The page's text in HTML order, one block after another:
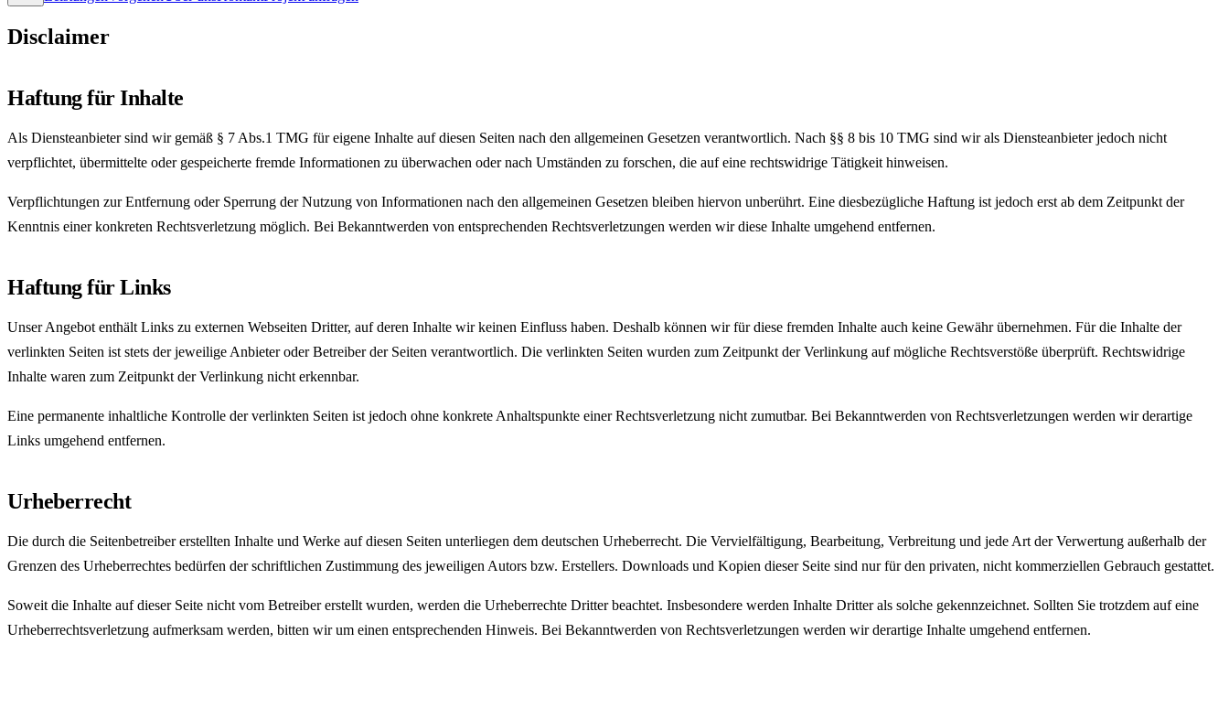
Disclaimer
Haftung für Inhalte
Als Diensteanbieter sind wir gemäß § 7 Abs.1 TMG für eigene Inhalte auf diesen Seiten nach den allgemeinen Gesetzen verantwortlich. Nach §§ 8 bis 10 TMG sind wir als Diensteanbieter jedoch nicht
verpflichtet, übermittelte oder gespeicherte fremde Informationen zu überwachen oder nach Umständen zu forschen, die auf eine rechtswidrige Tätigkeit hinweisen.
Verpflichtungen zur Entfernung oder Sperrung der Nutzung von Informationen nach den allgemeinen Gesetzen bleiben hiervon unberührt. Eine diesbezügliche Haftung ist jedoch erst ab dem Zeitpunkt der
Kenntnis einer konkreten Rechtsverletzung möglich. Bei Bekanntwerden von entsprechenden Rechtsverletzungen werden wir diese Inhalte umgehend entfernen.
Haftung für Links
Unser Angebot enthält Links zu externen Webseiten Dritter, auf deren Inhalte wir keinen Einfluss haben. Deshalb können wir für diese fremden Inhalte auch keine Gewähr übernehmen. Für die Inhalte der
verlinkten Seiten ist stets der jeweilige Anbieter oder Betreiber der Seiten verantwortlich. Die verlinkten Seiten wurden zum Zeitpunkt der Verlinkung auf mögliche Rechtsverstöße überprüft. Rechtswidrige
Inhalte waren zum Zeitpunkt der Verlinkung nicht erkennbar.
Eine permanente inhaltliche Kontrolle der verlinkten Seiten ist jedoch ohne konkrete Anhaltspunkte einer Rechtsverletzung nicht zumutbar. Bei Bekanntwerden von Rechtsverletzungen werden wir derartige
Links umgehend entfernen.
Urheberrecht
Die durch die Seitenbetreiber erstellten Inhalte und Werke auf diesen Seiten unterliegen dem deutschen Urheberrecht. Die Vervielfältigung, Bearbeitung, Verbreitung und jede Art der Verwertung außerhalb der
Grenzen des Urheberrechtes bedürfen der schriftlichen Zustimmung des jeweiligen Autors bzw. Erstellers. Downloads und Kopien dieser Seite sind nur für den privaten, nicht kommerziellen Gebrauch gestattet.
Soweit die Inhalte auf dieser Seite nicht vom Betreiber erstellt wurden, werden die Urheberrechte Dritter beachtet. Insbesondere werden Inhalte Dritter als solche gekennzeichnet. Sollten Sie trotzdem auf eine
Urheberrechtsverletzung aufmerksam werden, bitten wir um einen entsprechenden Hinweis. Bei Bekanntwerden von Rechtsverletzungen werden wir derartige Inhalte umgehend entfernen.